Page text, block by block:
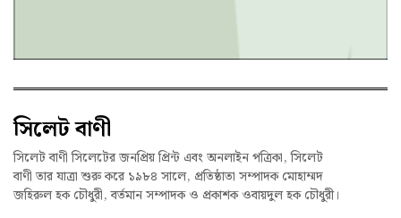
সিলেট বাণী
সিলেট বাণী সিলেটের জনপ্রিয় প্রিন্ট এবং অনলাইন পত্রিকা, সিলেট
বাণী তার যাত্রা শুরু করে ১৯৮৪ সালে, প্রতিষ্ঠাতা সম্পাদক মোহাম্মদ
জহিরুল হক চৌধুরী, বর্তমান সম্পাদক ও প্রকাশক ওবায়দুল হক চৌধুরী।